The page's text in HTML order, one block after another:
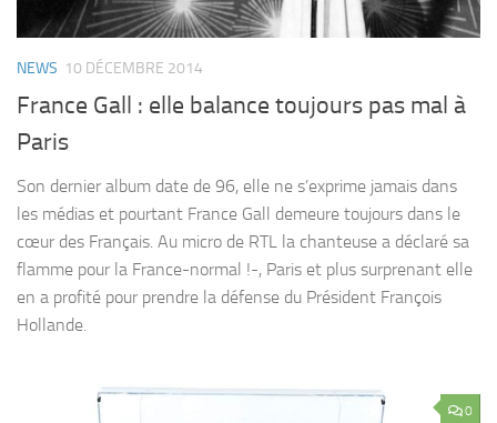
NEWS 10 DÉCEMBRE 2014
France Gall : elle balance toujours pas mal à
Paris
Son dernier album date de 96, elle ne s’exprime jamais dans
les médias et pourtant France Gall demeure toujours dans le
cœur des Français. Au micro de RTL la chanteuse a déclaré sa
flamme pour la France-normal !-, Paris et plus surprenant elle
en a profité pour prendre la défense du Président François
Hollande.
0